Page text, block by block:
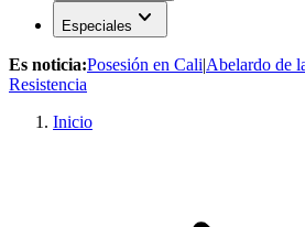
Especiales expand_more
Es noticia:Posesión en Cali|Abelardo de
Resistencia
Inicio